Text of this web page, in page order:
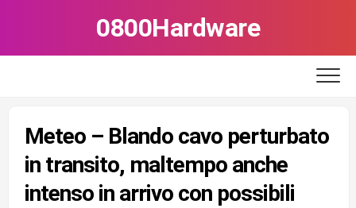
0800Hardware
Meteo – Blando cavo perturbato
in transito, maltempo anche
intenso in arrivo con possibili